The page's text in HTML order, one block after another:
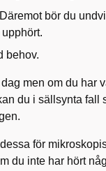
bör du
behov.
men om du har
du i sällsynta fall
för
du inte har hört